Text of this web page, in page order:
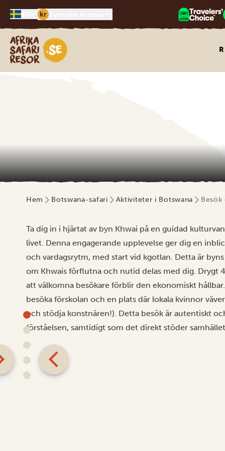
kr
Safari-resor i Afrika
Hem Botswana-safari Aktiviteter i Botswana
Ta dig in i hjärtat av byn Khwai på en guidad
livet. Denna engagerande upplevelse ger dig en
och vardagsrytm, med start vid kgotlan. Detta är
om Khwais förflutna och nutid delas med dig. Drygt
att välkomna besökare förblir den ekonomiskt
besöka förskolan och en plats där lokala kvinnor
och stödja konstnären!). Detta besök är autentiskt
förståelsen, samtidigt som det direkt stöder